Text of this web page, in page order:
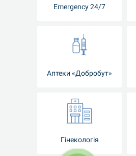
Emergency 24/7
Аптеки «Добробут»
Гінекологія